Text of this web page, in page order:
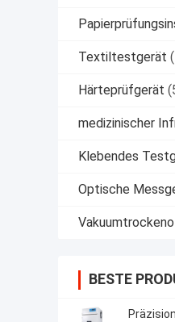
Textiltestgerät
Härteprüfgerät
medizinischer
Klebendes
Optische
BESTE